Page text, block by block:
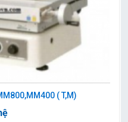
( T,M)